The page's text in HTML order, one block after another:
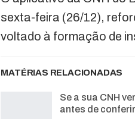
sexta-feira (26/12),
voltado à formação de
MATÉRIAS RELACIONADAS
Se a sua CNH
antes de